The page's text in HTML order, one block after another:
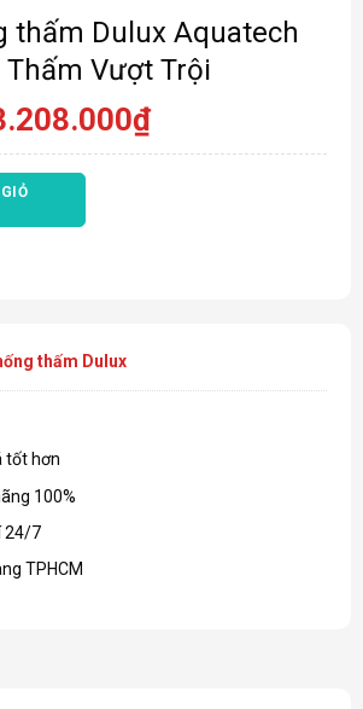
thấm Dulux Aquatech
Thấm Vượt Trội
₫Giá
hiện
tại
thấm Dulux
tốt hơn
100%
24/7
TPHCM